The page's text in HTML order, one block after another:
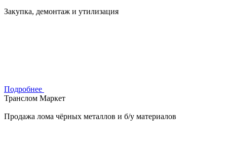
Закупка, демонтаж и утилизация
Подробнее
Транслом Маркет
Продажа лома чёрных металлов и б/у материалов